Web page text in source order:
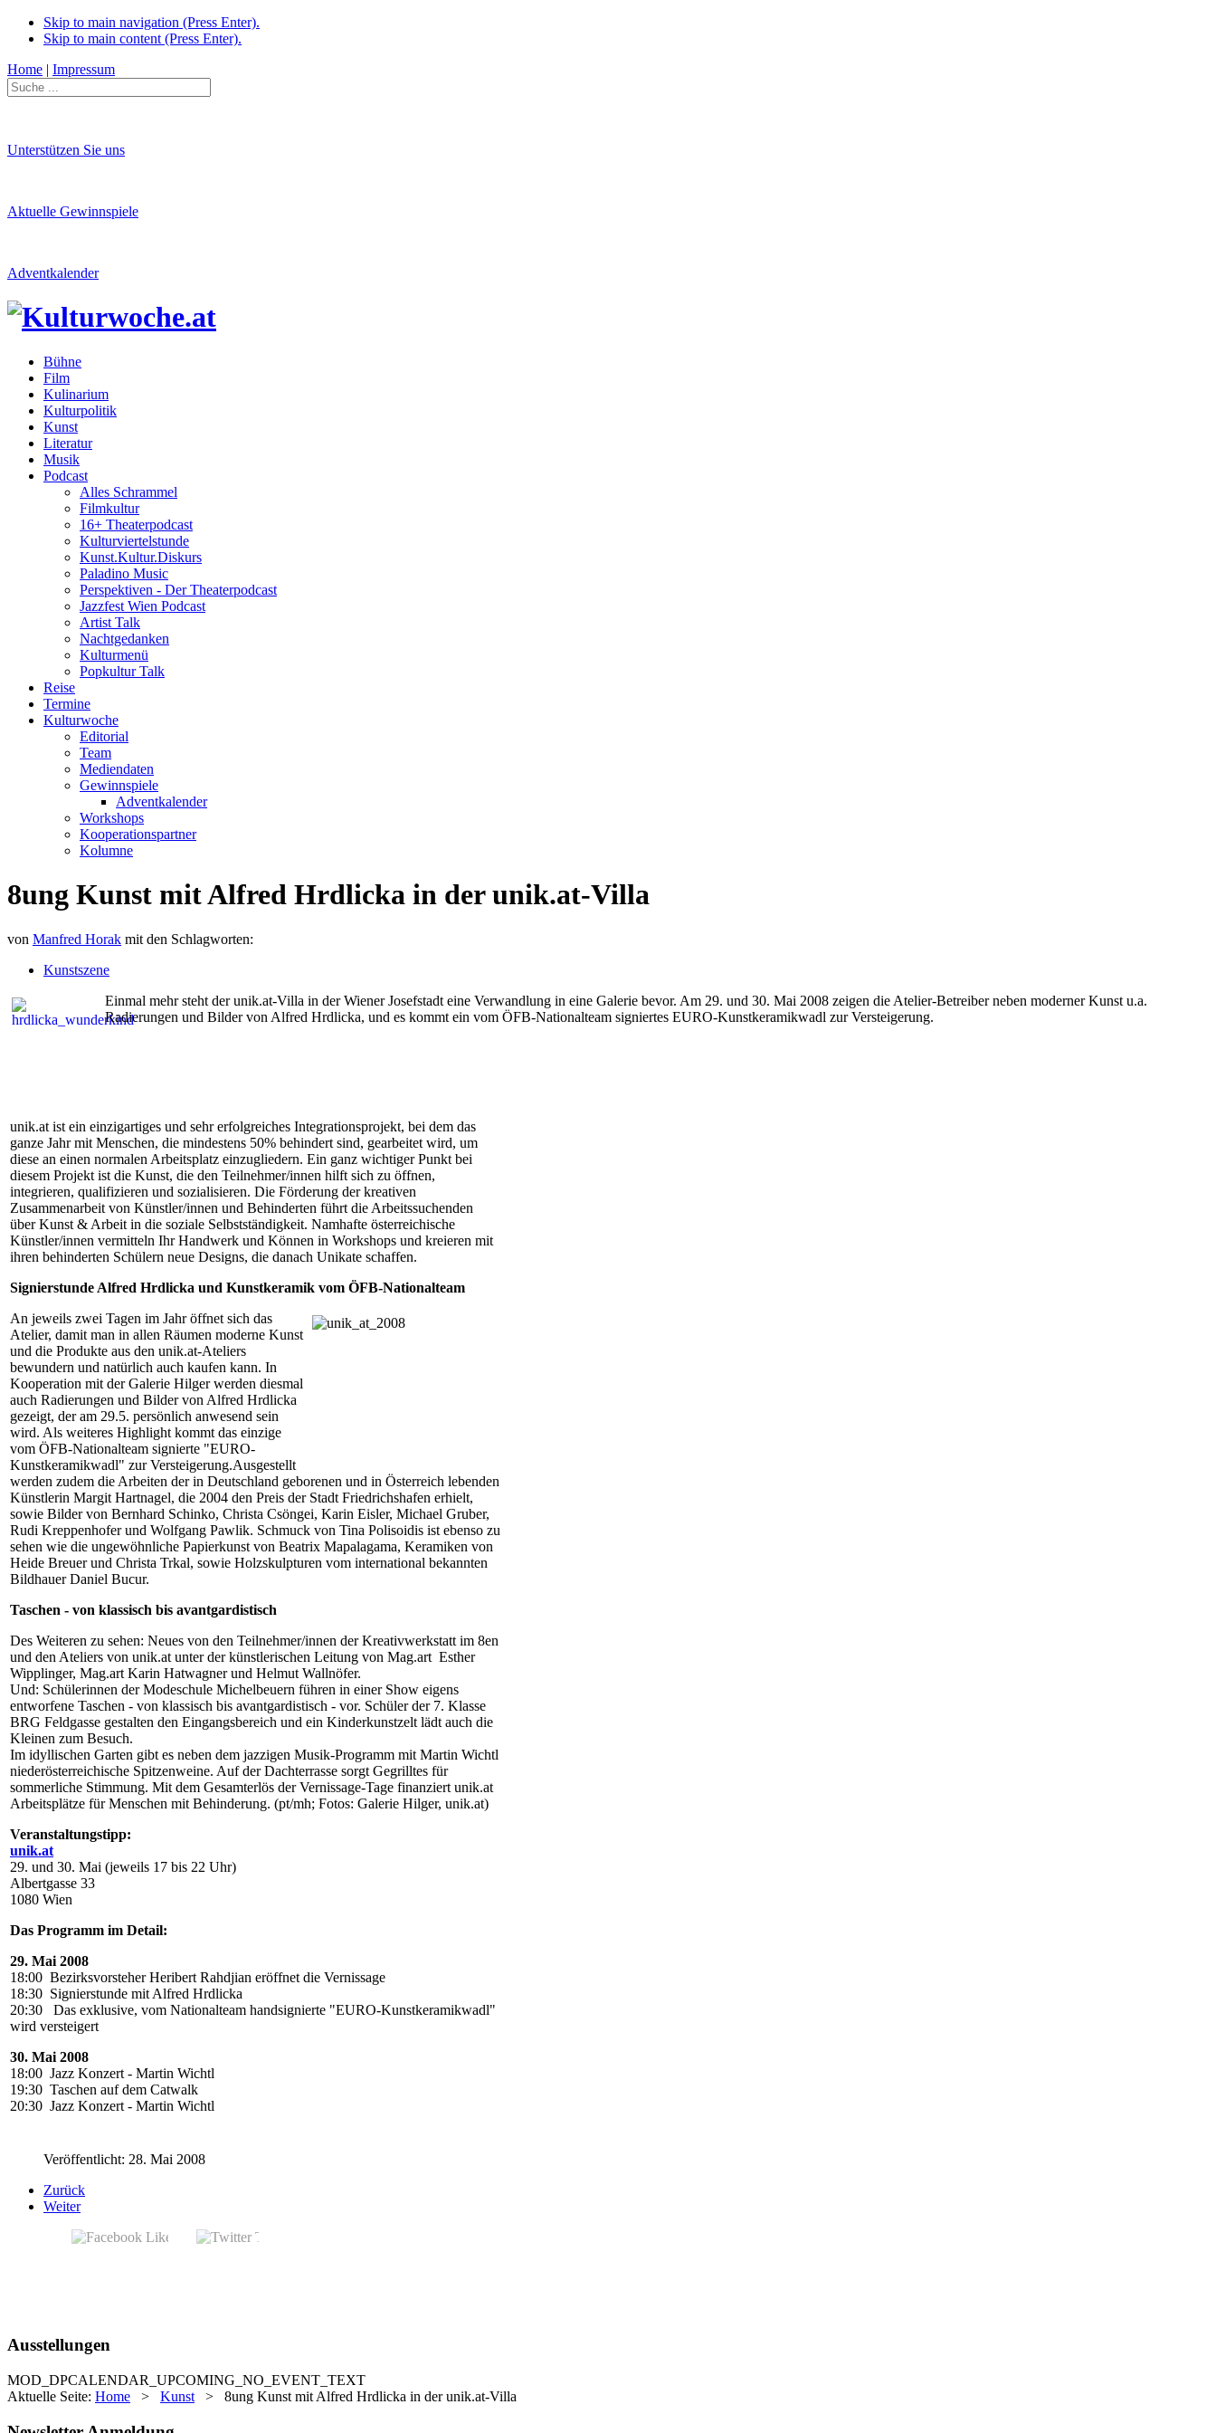
Skip to main navigation (Press Enter).
Skip to main content (Press Enter).
Home | Impressum
Unterstützen Sie uns
Aktuelle Gewinnspiele
Adventkalender
Bühne
Film
Kulinarium
Kulturpolitik
Kunst
Literatur
Musik
Podcast
Alles Schrammel
Filmkultur
16+ Theaterpodcast
Kulturviertelstunde
Kunst.Kultur.Diskurs
Paladino Music
Perspektiven - Der Theaterpodcast
Jazzfest Wien Podcast
Artist Talk
Nachtgedanken
Kulturmenü
Popkultur Talk
Reise
Termine
Kulturwoche
Editorial
Team
Mediendaten
Gewinnspiele
Adventkalender
Workshops
Kooperationspartner
Kolumne
8ung Kunst mit Alfred Hrdlicka in der unik.at-Villa
von Manfred Horak mit den Schlagworten:
Kunstszene
Einmal mehr steht der unik.at-Villa in der Wiener Josefstadt eine Verwandlung in eine Galerie bevor. Am 29. und 30. Mai 2008 zeigen die Atelier-Betreiber neben moderner Kunst u.a.
Radierungen und Bilder von Alfred Hrdlicka, und es kommt ein vom ÖFB-Nationalteam signiertes EURO-Kunstkeramikwadl zur Versteigerung.
unik.at ist ein einzigartiges und sehr erfolgreiches Integrationsprojekt, bei dem das
ganze Jahr mit Menschen, die mindestens 50% behindert sind, gearbeitet wird, um
diese an einen normalen Arbeitsplatz einzugliedern. Ein ganz wichtiger Punkt bei
diesem Projekt ist die Kunst, die den Teilnehmer/innen hilft sich zu öffnen,
integrieren, qualifizieren und sozialisieren. Die Förderung der kreativen
Zusammenarbeit von Künstler/innen und Behinderten führt die Arbeitssuchenden
über Kunst & Arbeit in die soziale Selbstständigkeit. Namhafte österreichische
Künstler/innen vermitteln Ihr Handwerk und Können in Workshops und kreieren mit
ihren behinderten Schülern neue Designs, die danach Unikate schaffen.
Signierstunde Alfred Hrdlicka und Kunstkeramik vom ÖFB-Nationalteam
An jeweils zwei Tagen im Jahr öffnet sich das
Atelier, damit man in allen Räumen moderne Kunst
und die Produkte aus den unik.at-Ateliers
bewundern und natürlich auch kaufen kann. In
Kooperation mit der Galerie Hilger werden diesmal
auch Radierungen und Bilder von Alfred Hrdlicka
gezeigt, der am 29.5. persönlich anwesend sein
wird. Als weiteres Highlight kommt das einzige
vom ÖFB-Nationalteam signierte "EURO-
Kunstkeramikwadl" zur Versteigerung.Ausgestellt
werden zudem die Arbeiten der in Deutschland geborenen und in Österreich lebenden
Künstlerin Margit Hartnagel, die 2004 den Preis der Stadt Friedrichshafen erhielt,
sowie Bilder von Bernhard Schinko, Christa Csöngei, Karin Eisler, Michael Gruber,
Rudi Kreppenhofer und Wolfgang Pawlik. Schmuck von Tina Polisoidis ist ebenso zu
sehen wie die ungewöhnliche Papierkunst von Beatrix Mapalagama, Keramiken von
Heide Breuer und Christa Trkal, sowie Holzskulpturen vom international bekannten
Bildhauer Daniel Bucur.
Taschen - von klassisch bis avantgardistisch
Des Weiteren zu sehen: Neues von den Teilnehmer/innen der Kreativwerkstatt im 8en
und den Ateliers von unik.at unter der künstlerischen Leitung von Mag.art Esther
Wipplinger, Mag.art Karin Hatwagner und Helmut Wallnöfer.
Und: Schülerinnen der Modeschule Michelbeuern führen in einer Show eigens
entworfene Taschen - von klassisch bis avantgardistisch - vor. Schüler der 7. Klasse
BRG Feldgasse gestalten den Eingangsbereich und ein Kinderkunstzelt lädt auch die
Kleinen zum Besuch.
Im idyllischen Garten gibt es neben dem jazzigen Musik-Programm mit Martin Wichtl
niederösterreichische Spitzenweine. Auf der Dachterrasse sorgt Gegrilltes für
sommerliche Stimmung. Mit dem Gesamterlös der Vernissage-Tage finanziert unik.at
Arbeitsplätze für Menschen mit Behinderung. (pt/mh; Fotos: Galerie Hilger, unik.at)
Veranstaltungstipp:
unik.at
29. und 30. Mai (jeweils 17 bis 22 Uhr)
Albertgasse 33
1080 Wien
Das Programm im Detail:
29. Mai 2008
18:00 Bezirksvorsteher Heribert Rahdjian eröffnet die Vernissage
18:30 Signierstunde mit Alfred Hrdlicka
20:30 Das exklusive, vom Nationalteam handsignierte "EURO-Kunstkeramikwadl"
wird versteigert
30. Mai 2008
18:00 Jazz Konzert - Martin Wichtl
19:30 Taschen auf dem Catwalk
20:30 Jazz Konzert - Martin Wichtl
Veröffentlicht: 28. Mai 2008
Zurück
Weiter
Ausstellungen
MOD_DPCALENDAR_UPCOMING_NO_EVENT_TEXT
Aktuelle Seite: Home > Kunst > 8ung Kunst mit Alfred Hrdlicka in der unik.at-Villa